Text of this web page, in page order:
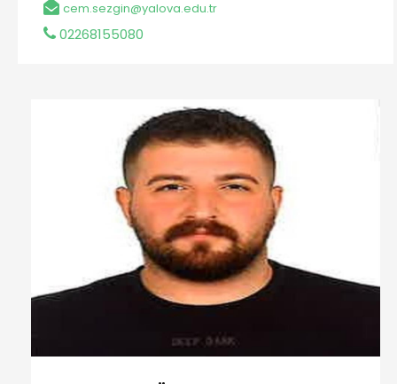
cem.sezgin@yalova.edu.tr
02268155080